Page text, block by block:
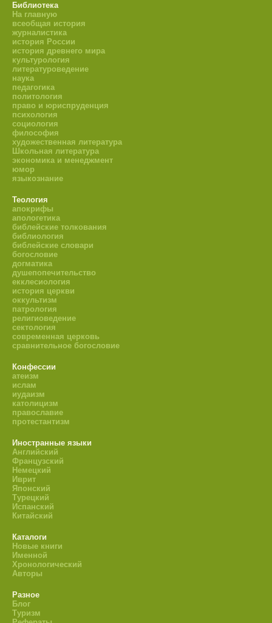
Библиотека
На главную
всеобщая история
журналистика
история России
история древнего мира
культурология
литературоведение
наука
педагогика
политология
право и юриспруденция
психология
социология
философия
художественная литература
Школьная литература
экономика и менеджмент
юмор
языкознание
Теология
апокрифы
апологетика
библейские толкования
библиология
библейские словари
богословие
догматика
душепопечительство
екклесиология
история церкви
оккультизм
патрология
религиоведение
сектология
современная церковь
сравнительное богословие
Конфессии
атеизм
ислам
иудаизм
католицизм
православие
протестантизм
Иностранные языки
Английский
Французский
Немецкий
Иврит
Японский
Турецкий
Испанский
Китайский
Каталоги
Новые книги
Именной
Хронологический
Авторы
Разное
Блог
Туризм